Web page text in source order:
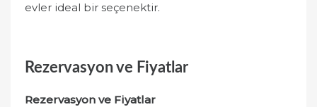
evler ideal bir seçenektir.
Rezervasyon ve Fiyatlar
Rezervasyon ve Fiyatlar